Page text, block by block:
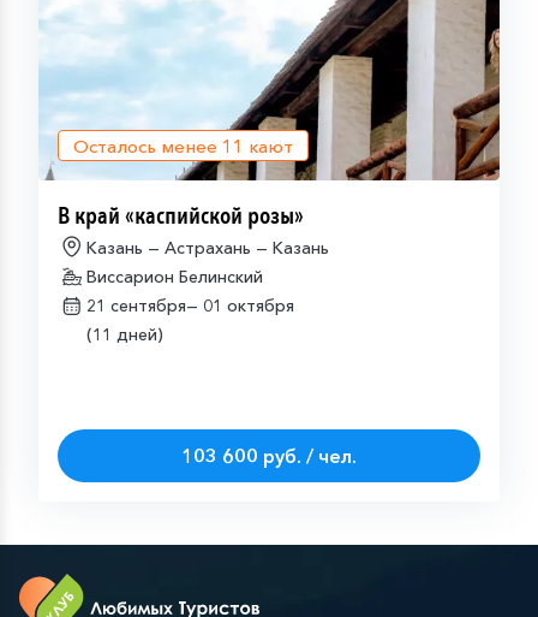
Осталось менее 11 кают
В край «каспийской розы»
Казань — Астрахань — Казань
Виссарион Белинский
21 сентября— 01 октября
(11 дней)
103 600 руб. / чел.